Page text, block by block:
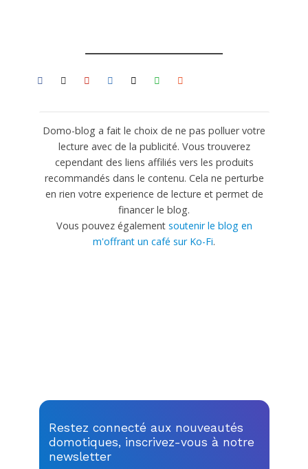
Domo-blog a fait le choix de ne pas polluer votre
lecture avec de la publicité. Vous trouverez
cependant des liens affiliés vers les produits
recommandés dans le contenu. Cela ne perturbe
en rien votre experience de lecture et permet de
financer le blog.
Vous pouvez également soutenir le blog en
m'offrant un café sur Ko-Fi.
Restez connecté aux nouveautés
domotiques, inscrivez-vous à notre
newsletter